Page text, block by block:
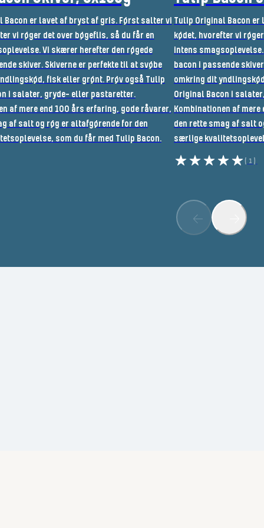
Bacon er lavet af bryst af gris. Først salter vi
vi røger det over bøgeflis, så du får en
Vi skærer herefter den røgede
skiver. Skiverne er perfekte til at svøbe
fisk eller grønt. Prøv også Tulip
i salater, gryde- eller pastaretter.
af mere end 100 års erfaring, gode råvarer,
af salt og røg er altafgørende for den
som du får med Tulip Bacon.
Tulip Original Bacon
kødet, hvorefter vi
intens
bacon i passende
omkring dit
Original Bacon i
Kombinationen af
den rette smag af salt
særlige
(1)